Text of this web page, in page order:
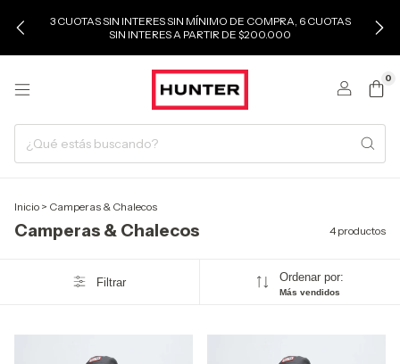
3 CUOTAS SIN INTERES SIN MÍNIMO DE COMPRA, 6 CUOTAS
SIN INTERES A PARTIR DE $200.000
0
Inicio > Camperas & Chalecos
Camperas & Chalecos 4 productos
Filtrar Ordenar por:
Más vendidos